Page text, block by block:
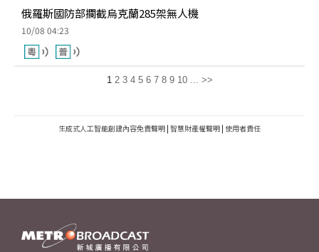
俄羅斯國防部攔截烏克蘭285架無人機
10/08 04:23
1 2 3 4 5 6 7 8 9 10 ... >>
生成式人工智能創建內容免責聲明 | 智慧財產權聲明 | 使用者責任